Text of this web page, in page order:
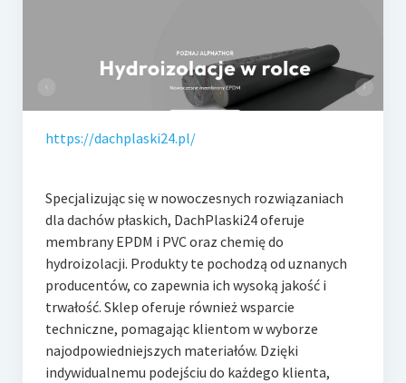
https://dachplaski24.pl/
Specjalizując się w nowoczesnych rozwiązaniach
dla dachów płaskich, DachPlaski24 oferuje
membrany EPDM i PVC oraz chemię do
hydroizolacji. Produkty te pochodzą od uznanych
producentów, co zapewnia ich wysoką jakość i
trwałość. Sklep oferuje również wsparcie
techniczne, pomagając klientom w wyborze
najodpowiedniejszych materiałów. Dzięki
indywidualnemu podejściu do każdego klienta,